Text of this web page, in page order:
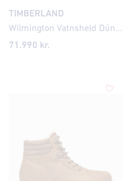
TIMBERLAND
Wilmington Vatnsheld Dúnúlpa, CHOCOLATE CHIP - 3XL
71.990 kr.